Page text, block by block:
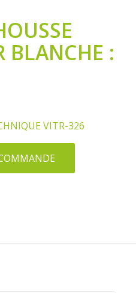
BLANCHE :
VITR-326